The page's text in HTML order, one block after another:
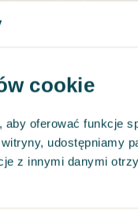
cookie
oferować funkcje
udostępniamy
z innymi danymi
psychoterapii
terapii i
umowy o